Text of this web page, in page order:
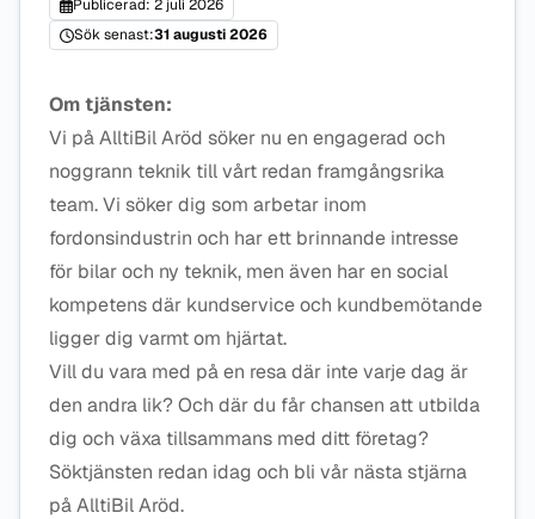
Publicerad: 2 juli 2026
Sök senast:31 augusti 2026
Om tjänsten:
Vi på AlltiBil Aröd söker nu en engagerad och
noggrann teknik till vårt redan framgångsrika
team. Vi söker dig som arbetar inom
fordonsindustrin och har ett brinnande intresse
för bilar och ny teknik, men även har en social
kompetens där kundservice och kundbemötande
ligger dig varmt om hjärtat.
Vill du vara med på en resa där inte varje dag är
den andra lik? Och där du får chansen att utbilda
dig och växa tillsammans med ditt företag?
Söktjänsten redan idag och bli vår nästa stjärna
på AlltiBil Aröd.